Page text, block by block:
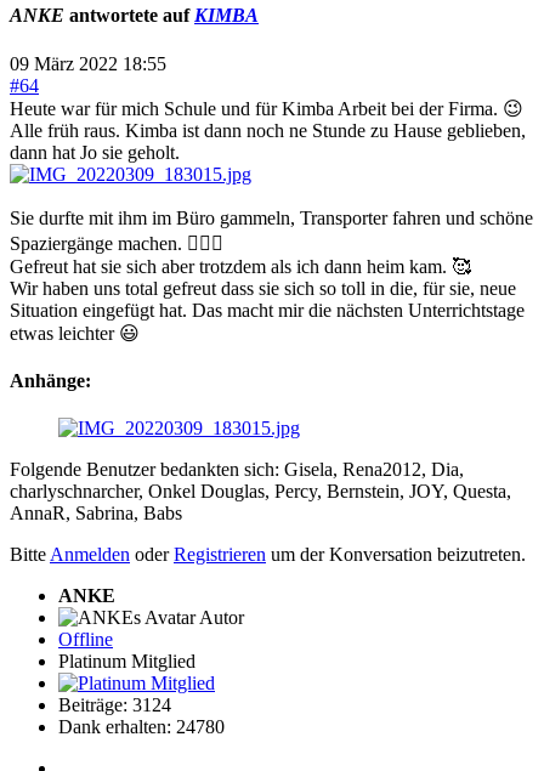
ANKE antwortete auf KIMBA
09 März 2022 18:55
#64
Heute war für mich Schule und für Kimba Arbeit bei der Firma. 😉
Alle früh raus. Kimba ist dann noch ne Stunde zu Hause geblieben,
dann hat Jo sie geholt.
Sie durfte mit ihm im Büro gammeln, Transporter fahren und schöne
Spaziergänge machen. 👍🏻😃
Gefreut hat sie sich aber trotzdem als ich dann heim kam. 🥰
Wir haben uns total gefreut dass sie sich so toll in die, für sie, neue
Situation eingefügt hat. Das macht mir die nächsten Unterrichtstage
etwas leichter 😃
Anhänge:
Folgende Benutzer bedankten sich: Gisela, Rena2012, Dia,
charlyschnarcher, Onkel Douglas, Percy, Bernstein, JOY, Questa,
AnnaR, Sabrina, Babs
Bitte Anmelden oderRegistrieren um der Konversation beizutreten.
ANKE
Autor
Offline
Platinum Mitglied
Beiträge: 3124
Dank erhalten: 24780